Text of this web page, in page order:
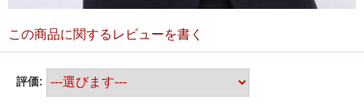
この商品に関するレビューを書く
評価: